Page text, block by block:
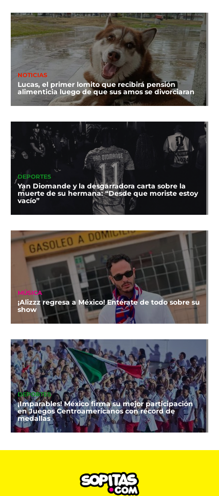
NOTICIAS
Lucas, el primer lomito que recibirá pensión
alimenticia luego de que sus amos se divorciaran
DEPORTES
Yan Diomande y la desgarradora carta sobre la
muerte de su hermana: “Desde que moriste estoy
vacío”
MÚSICA
¡Alizzz regresa a México! Entérate de todo sobre su
show
DEPORTES
¡Imparables! México firma su mejor participación
en Juegos Centroamericanos con récord de
medallas